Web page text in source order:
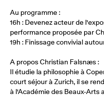
Au programme :
16h : Devenez acteur de
performance proposée par
19h : Finissage convivial
A propos Christian Falsnæs :
Il étudie la philosophie à
court séjour à Zurich, il se
à l'Académie des Beaux-Arts